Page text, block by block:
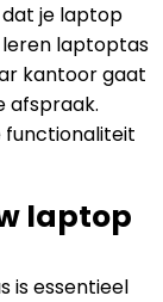
je laptop
leren laptoptas
kantoor gaat
afspraak.
functionaliteit
laptop
is essentieel